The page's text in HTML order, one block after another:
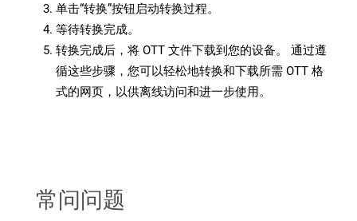
单击“转换”按钮启动转换过程。
等待转换完成。
转换完成后，将 OTT 文件下载到您的设备。 通过遵
循这些步骤，您可以轻松地转换和下载所需 OTT 格
式的网页，以供离线访问和进一步使用。
常问问题